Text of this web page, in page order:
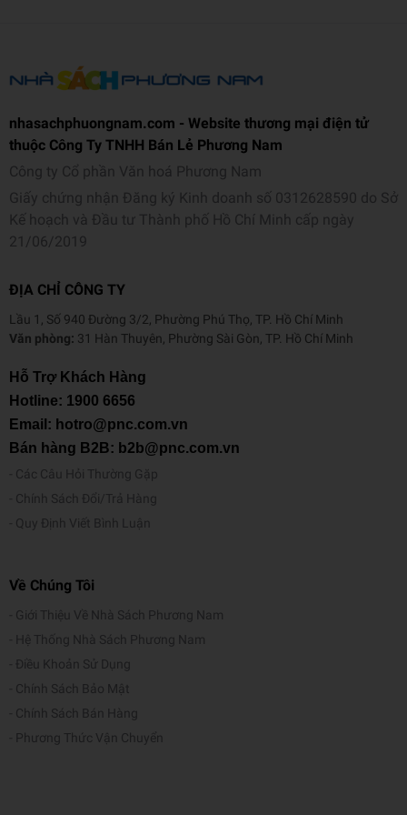
nhasachphuongnam.com - Website thương mại điện tử
thuộc Công Ty TNHH Bán Lẻ Phương Nam
Công ty Cổ phần Văn hoá Phương Nam
Giấy chứng nhận Đăng ký Kinh doanh số 0312628590 do Sở
Kế hoạch và Đầu tư Thành phố Hồ Chí Minh cấp ngày
21/06/2019
ĐỊA CHỈ CÔNG TY
Lầu 1, Số 940 Đường 3/2, Phường Phú Thọ, TP. Hồ Chí Minh
Văn phòng: 31 Hàn Thuyên, Phường Sài Gòn, TP. Hồ Chí Minh
Hỗ Trợ Khách Hàng
Hotline: 1900 6656
Email: hotro@pnc.com.vn
Bán hàng B2B: b2b@pnc.com.vn
Các Câu Hỏi Thường Gặp
Chính Sách Đổi/Trả Hàng
Quy Định Viết Bình Luận
Về Chúng Tôi
Giới Thiệu Về Nhà Sách Phương Nam
Hệ Thống Nhà Sách Phương Nam
Điều Khoản Sử Dụng
Chính Sách Bảo Mật
Chính Sách Bán Hàng
Phương Thức Vận Chuyển